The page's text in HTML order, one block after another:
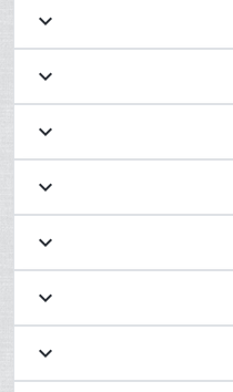
keyboard_arrow_down
keyboard_arrow_down
keyboard_arrow_down
keyboard_arrow_down
keyboard_arrow_down
keyboard_arrow_down
keyboard_arrow_down